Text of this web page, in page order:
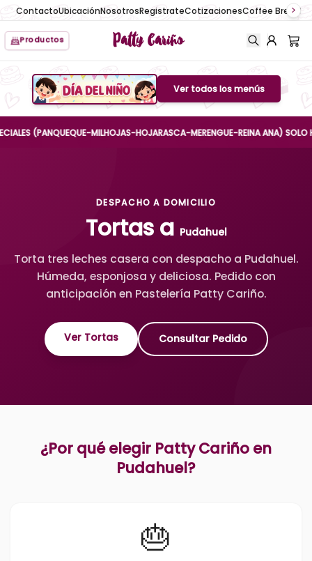
ContactoUbicaciónNosotrosRegistrateCotizacionesCoffee Break
Productos Patty Cariño
Boton de menu
Ver todos los menús
(PANQUEQUE-MILHOJAS-HOJARASCA-MERENGUE-REINA ANA) SOLO
DESPACHO A DOMICILIO
Tortas a Pudahuel
Torta tres leches casera con despacho a Pudahuel.
Húmeda, esponjosa y deliciosa. Pedido con
anticipación en Pastelería Patty Cariño.
Ver Tortas Consultar Pedido
¿Por qué elegir Patty Cariño en
Pudahuel?
🎂